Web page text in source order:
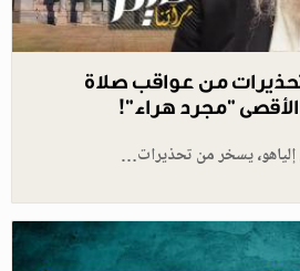
من عواقب صلاة
"مجرد هراء"!
إلياهو، يسخر من تحذيرات…